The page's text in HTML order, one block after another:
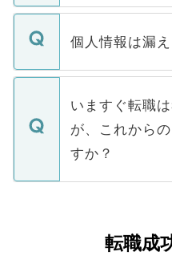
ません。
■応募殺到を避
関を公にしてし
に、医療機関が
みを人材紹介会
ています。
転職・入職を強
ん。また、仮に
定を承諾する必
の辞退の連絡は
個人情報は漏
個人情報が漏え
で、ご安心くだ
などで収集した
ご本人のキャリ
支援を目的に使
ているすべての
は、個人情報の
いますぐ転職
が、これから
すか？
かがいして、現
転職成